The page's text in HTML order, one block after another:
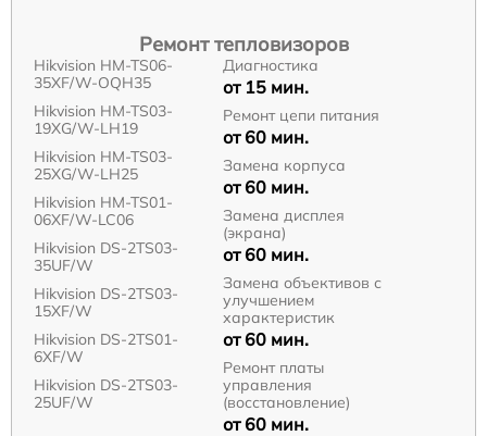
Ремонт тепловизоров
Hikvision HM-TS06-
35XF/W-OQH35
Hikvision HM-TS03-
19XG/W-LH19
Hikvision HM-TS03-
25XG/W-LH25
Hikvision HM-TS01-
06XF/W-LC06
Hikvision DS-2TS03-
35UF/W
Hikvision DS-2TS03-
15XF/W
Hikvision DS-2TS01-
6XF/W
Hikvision DS-2TS03-
25UF/W
Диагностика
от 15 мин.
Ремонт цепи питания
от 60 мин.
Замена корпуса
от 60 мин.
Замена дисплея
(экрана)
от 60 мин.
Замена объективов с
улучшением
характеристик
от 60 мин.
Ремонт платы
управления
(восстановление)
от 60 мин.